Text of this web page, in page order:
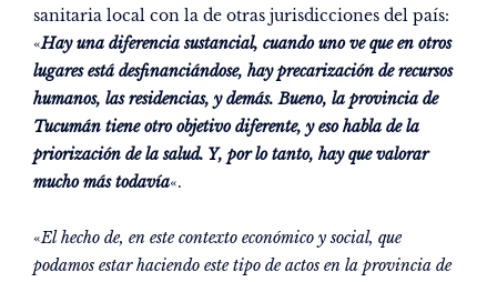
sanitaria local con la de otras jurisdicciones del país:
«Hay una diferencia sustancial, cuando uno ve que en otros
lugares está desfinanciándose, hay precarización de recursos
humanos, las residencias, y demás. Bueno, la provincia de
Tucumán tiene otro objetivo diferente, y eso habla de la
priorización de la salud. Y, por lo tanto, hay que valorar
mucho más todavía«.
«El hecho de, en este contexto económico y social, que
podamos estar haciendo este tipo de actos en la provincia de